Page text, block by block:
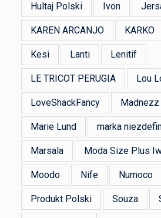
Hultaj Polski Ivon
KAREN ARCANJO KARKO
Kesi Lanti Lenitif
LE TRICOT PERUGIA Lou
LoveShackFancy Madnezz
Marie Lund marka
Marsala Moda Size Plus
Moodo Nife Numoco
Produkt Polski Souza